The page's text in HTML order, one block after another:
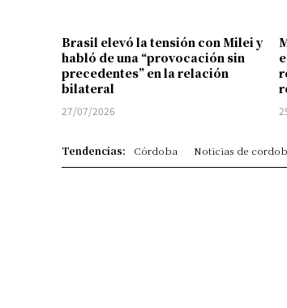
Brasil elevó la tensión con Milei y
habló de una “provocación sin
precedentes” en la relación
bilateral
27/07/2026
Tendencias: Córdoba Noticias de